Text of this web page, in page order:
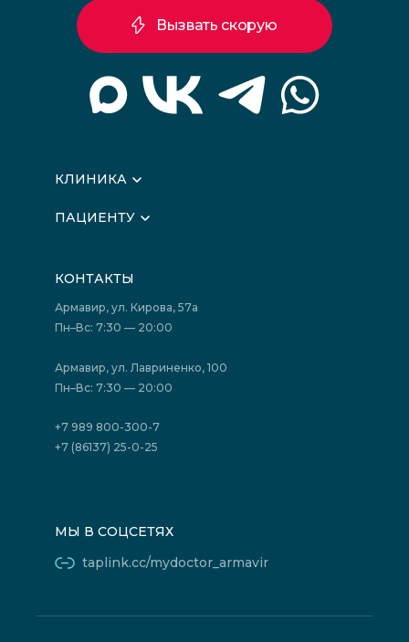
КЛИНИКА
Вышестоящие организации
Лицензии
Фотогалерея
Политика конфиденциальности
Акции
ПАЦИЕНТУ
Подготовка к сдаче анализов
Акции
Отзывы
Государственные программы
Юридическим лицам
Вызвать скорую
КОНТАКТЫ
Армавир, ул. Кирова, 57а
Пн–Вс: 7:30 — 20:00
Армавир, ул. Лавриненко, 100
Пн–Вс: 7:30 — 20:00
+7 989 800-300-7
+7 (86137) 25-0-25
МЫ В СОЦСЕТЯХ
taplink.cc/mydoctor_armavir